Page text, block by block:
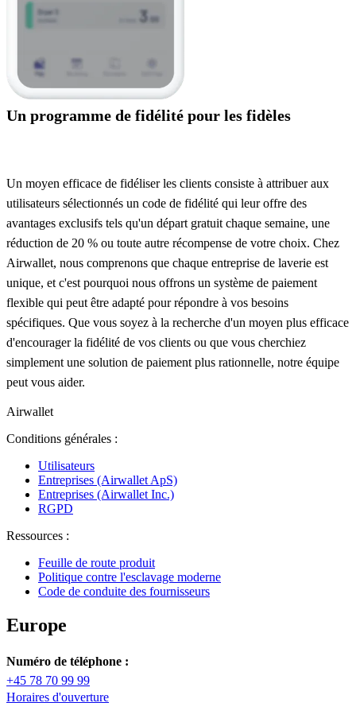
Un programme de fidélité pour les fidèles
Un moyen efficace de fidéliser les clients consiste à attribuer aux
utilisateurs sélectionnés un code de fidélité qui leur offre des
avantages exclusifs tels qu'un départ gratuit chaque semaine, une
réduction de 20 % ou toute autre récompense de votre choix. Chez
Airwallet, nous comprenons que chaque entreprise de laverie est
unique, et c'est pourquoi nous offrons un système de paiement
flexible qui peut être adapté pour répondre à vos besoins
spécifiques. Que vous soyez à la recherche d'un moyen plus efficace
d'encourager la fidélité de vos clients ou que vous cherchiez
simplement une solution de paiement plus rationnelle, notre équipe
peut vous aider.
Airwallet
Conditions générales :
Utilisateurs
Entreprises (Airwallet ApS)
Entreprises (Airwallet Inc.)
RGPD
Ressources :
Feuille de route produit
Politique contre l'esclavage moderne
Code de conduite des fournisseurs
Europe
Numéro de téléphone :
+45 78 70 99 99
Horaires d'ouverture